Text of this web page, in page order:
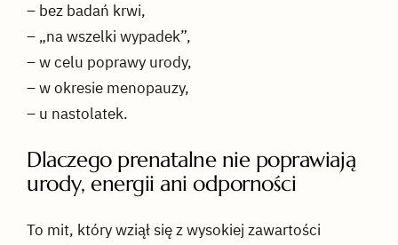
– bez badań krwi,
– „na wszelki wypadek”,
– w celu poprawy urody,
– w okresie menopauzy,
– u nastolatek.
Dlaczego prenatalne nie poprawiają
urody, energii ani odporności
To mit, który wziął się z wysokiej zawartości